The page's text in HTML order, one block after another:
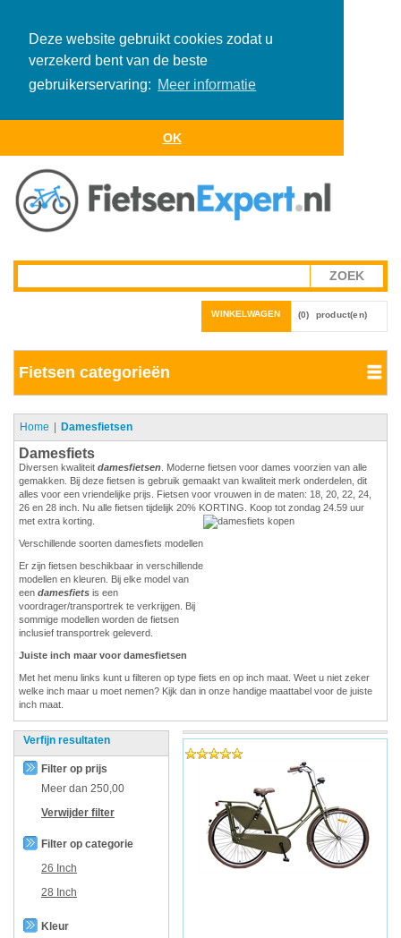
Deze website gebruikt cookies zodat u
verzekerd bent van de beste
gebruikerservaring: Meer informatie
OK
WINKELWAGEN (0) product(en)
Fietsen categorieën
Home Damesfietsen
Damesfiets
Diversen kwaliteit damesfietsen . Moderne fietsen voor dames voorzien van alle
gemakken. Bij deze fietsen is gebruik gemaakt van kwaliteit merk onderdelen, dit
alles voor een vriendelijke prijs. Fietsen voor vrouwen in de maten: 18, 20, 22, 24,
26 en 28 inch. Nu alle fietsen tijdelijk 20% KORTING. Koop tot zondag 24.59 uur
met extra korting.
Verschillende soorten damesfiets modellen
Er zijn fietsen beschikbaar in verschillende
modellen en kleuren. Bij elke model van
een damesfiets is een
voordrager/transportrek te verkrijgen. Bij
sommige modellen worden de fietsen
inclusief transportrek geleverd.
Juiste inch maar voor damesfietsen
Met het menu links kunt u filteren op type fiets en op inch maat. Weet u niet zeker
welke inch maar u moet nemen? Kijk dan in onze handige maattabel voor de juiste
inch maat.
Verfijn resultaten
Filter op prijs
Meer dan 250,00
Verwijder filter
Filter op categorie
26 Inch
28 Inch
Kleur